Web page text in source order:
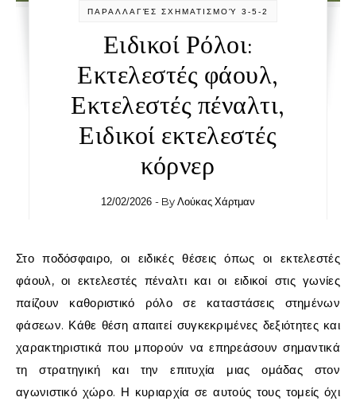
ΠΑΡΑΛΛΑΓΈΣ ΣΧΗΜΑΤΙΣΜΟΎ 3-5-2
Ειδικοί Ρόλοι:
Εκτελεστές φάουλ,
Εκτελεστές πέναλτι,
Ειδικοί εκτελεστές
κόρνερ
12/02/2026 - ByΛούκας Χάρτμαν
Στο ποδόσφαιρο, οι ειδικές θέσεις όπως οι εκτελεστές
φάουλ, οι εκτελεστές πέναλτι και οι ειδικοί στις γωνίες
παίζουν καθοριστικό ρόλο σε καταστάσεις στημένων
φάσεων. Κάθε θέση απαιτεί συγκεκριμένες δεξιότητες και
χαρακτηριστικά που μπορούν να επηρεάσουν σημαντικά
τη στρατηγική και την επιτυχία μιας ομάδας στον
αγωνιστικό χώρο. Η κυριαρχία σε αυτούς τους τομείς όχι